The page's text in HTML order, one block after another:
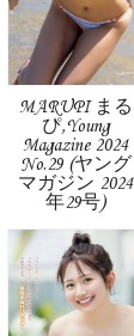
MARUPI まる
ぴ,Young
Magazine 2024
No.29 (ヤング
マガジン 2024
年29号)